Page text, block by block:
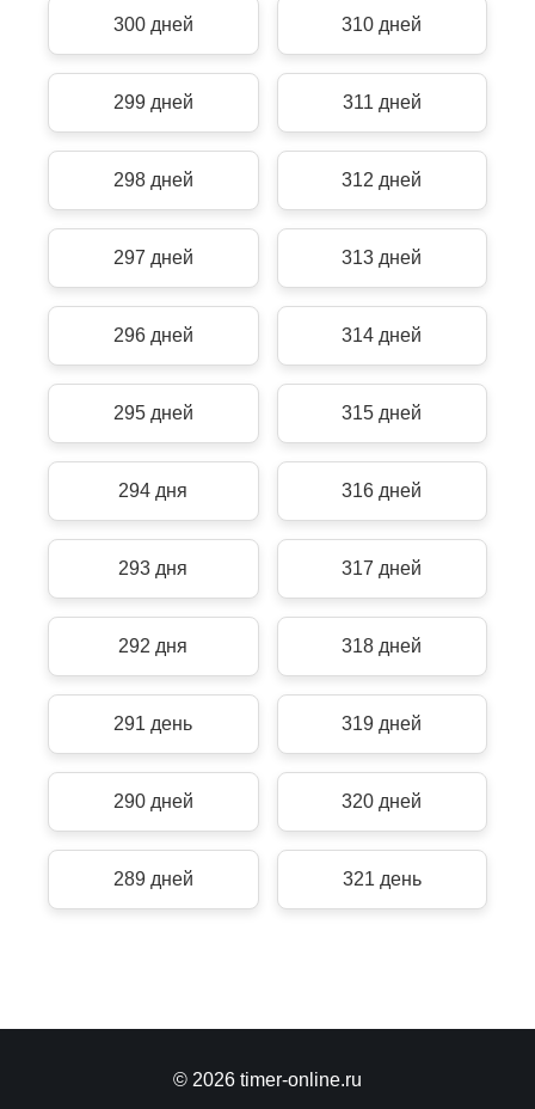
300 дней 310 дней
299 дней 311 дней
298 дней 312 дней
297 дней 313 дней
296 дней 314 дней
295 дней 315 дней
294 дня 316 дней
293 дня 317 дней
292 дня 318 дней
291 день 319 дней
290 дней 320 дней
289 дней 321 день
© 2026 timer-online.ru